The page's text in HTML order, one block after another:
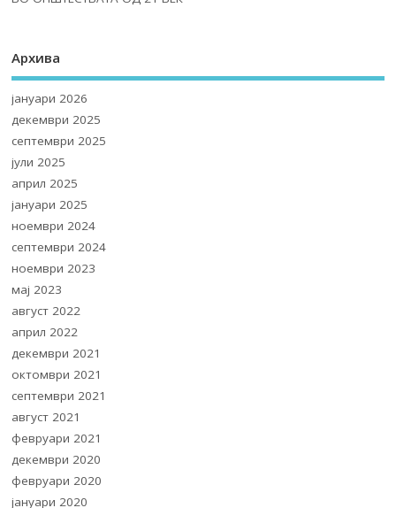
Архива
јануари 2026
декември 2025
септември 2025
јули 2025
април 2025
јануари 2025
ноември 2024
септември 2024
ноември 2023
мај 2023
август 2022
април 2022
декември 2021
октомври 2021
септември 2021
август 2021
февруари 2021
декември 2020
февруари 2020
јануари 2020